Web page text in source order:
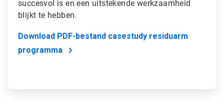
succesvol is en een uitstekende werkzaamheid
blijkt te hebben.​​​​​​​
Download PDF-bestand casestudy residuarm
programma